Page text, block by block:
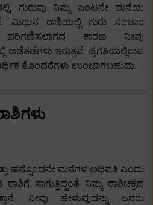
ಗುರುವು ನಿಮ್ಮ ಎಂಟನೇ ಮನೆಯ
ಮಿಥುನ ರಾಶಿಯಲ್ಲಿ ಗುರು ಸಂಚಾರ
ಕಾರಣ ನೀವು
ಅಡೆತಡೆಗಳು ಇರುತ್ತವೆ. ಪ್ರಗತಿಯಲ್ಲಿರುವ
ತೊಂದರೆಗಳು ಉಂಟಾಗಬಹುದು.
ಹನ್ನೊಂದನೇ ಮನೆಗಳ ಅಧಿಪತಿ ಎಂದು
ಸಾಗುತ್ತಿದ್ದಂತೆ ನಿಮ್ಮ ರಾಶಿಚಕ್ರದ
ನೀವು ಹೇಳುವುದನ್ನು ಜನರು